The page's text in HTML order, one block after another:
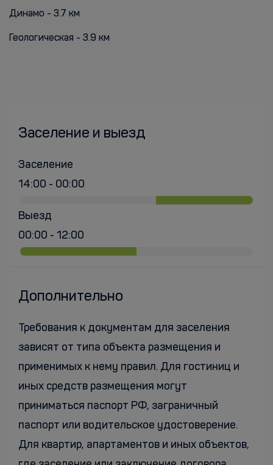
Динамо - 3.7 км
Геологическая - 3.9 км
Заселение и выезд
Заселение
14:00 - 00:00
Выезд
00:00 - 12:00
Дополнительно
Требования к документам для заселения
зависят от типа объекта размещения и
применимых к нему правил. Для гостиниц и
иных средств размещения могут
приниматься паспорт РФ, заграничный
паспорт или водительское удостоверение.
Для квартир, апартаментов и иных объектов,